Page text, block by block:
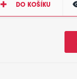
DO KOŠÍKU